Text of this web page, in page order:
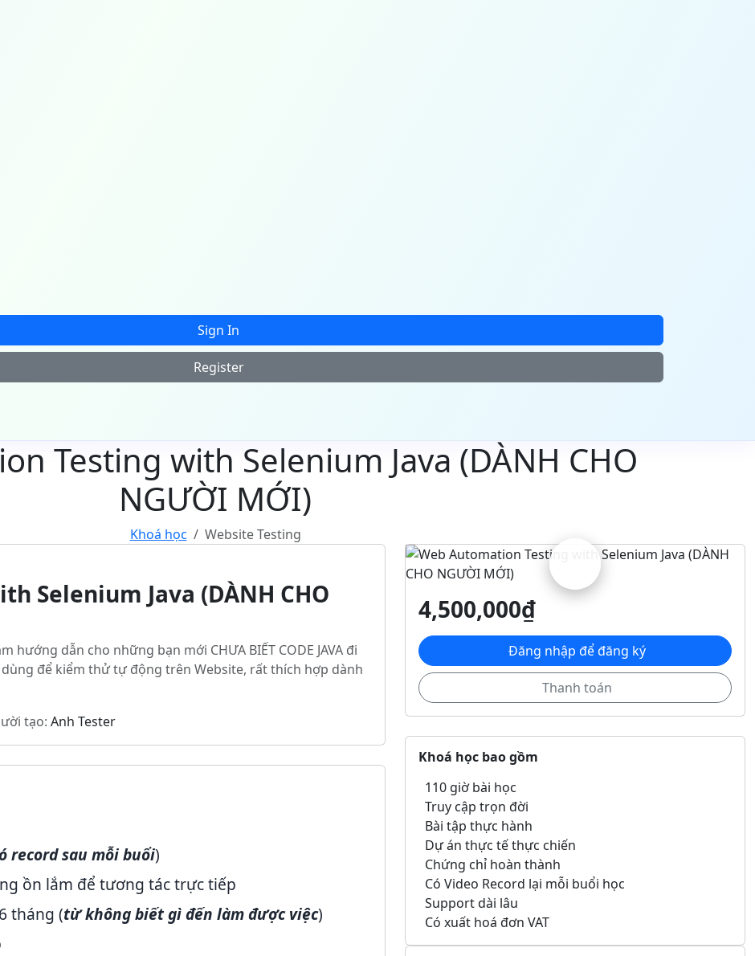
Sign In
Register
Testing with Selenium Java (DÀNH CHO
NGƯỜI MỚI)
Khoá học Website Testing
Selenium Java (DÀNH CHO
hướng dẫn cho những bạn mới CHƯA BIẾT CODE JAVA đi
để kiểm thử tự động trên Website, rất thích hợp dành
tạo: Anh Tester
record sau mỗi buổi)
ồn lắm để tương tác trực tiếp
tháng (từ không biết gì đến làm được việc)
4,500,000₫
Đăng nhập để đăng ký
Thanh toán
Khoá học bao gồm
110 giờ bài học
Truy cập trọn đời
Bài tập thực hành
Dự án thực tế thực chiến
Chứng chỉ hoàn thành
Có Video Record lại mỗi buổi học
Support dài lâu
Có xuất hoá đơn VAT